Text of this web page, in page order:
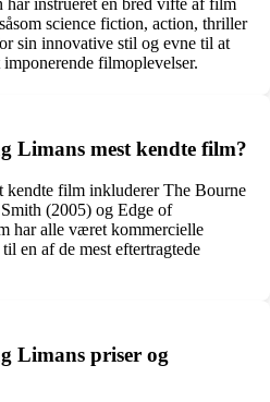
science fiction, action, thriller
sin innovative stil og evne til at
filmoplevelser.
Limans mest kendte film?
kendte film inkluderer The Bourne
(2005) og Edge of
har alle været kommercielle
en af ​​de mest eftertragtede
Limans priser og